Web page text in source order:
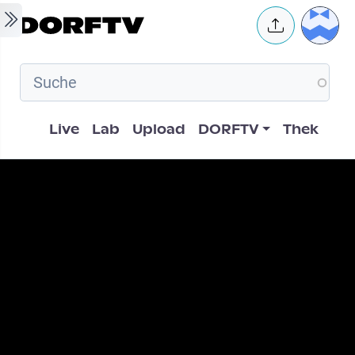
Skip to main content User
Hauptnavigation
Live Lab Upload DORFTV Thek